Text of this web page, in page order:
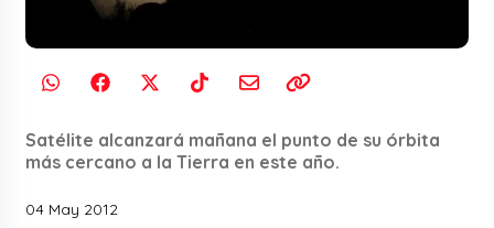
Satélite alcanzará mañana el punto de su órbita
más cercano a la Tierra en este año.
04 May 2012